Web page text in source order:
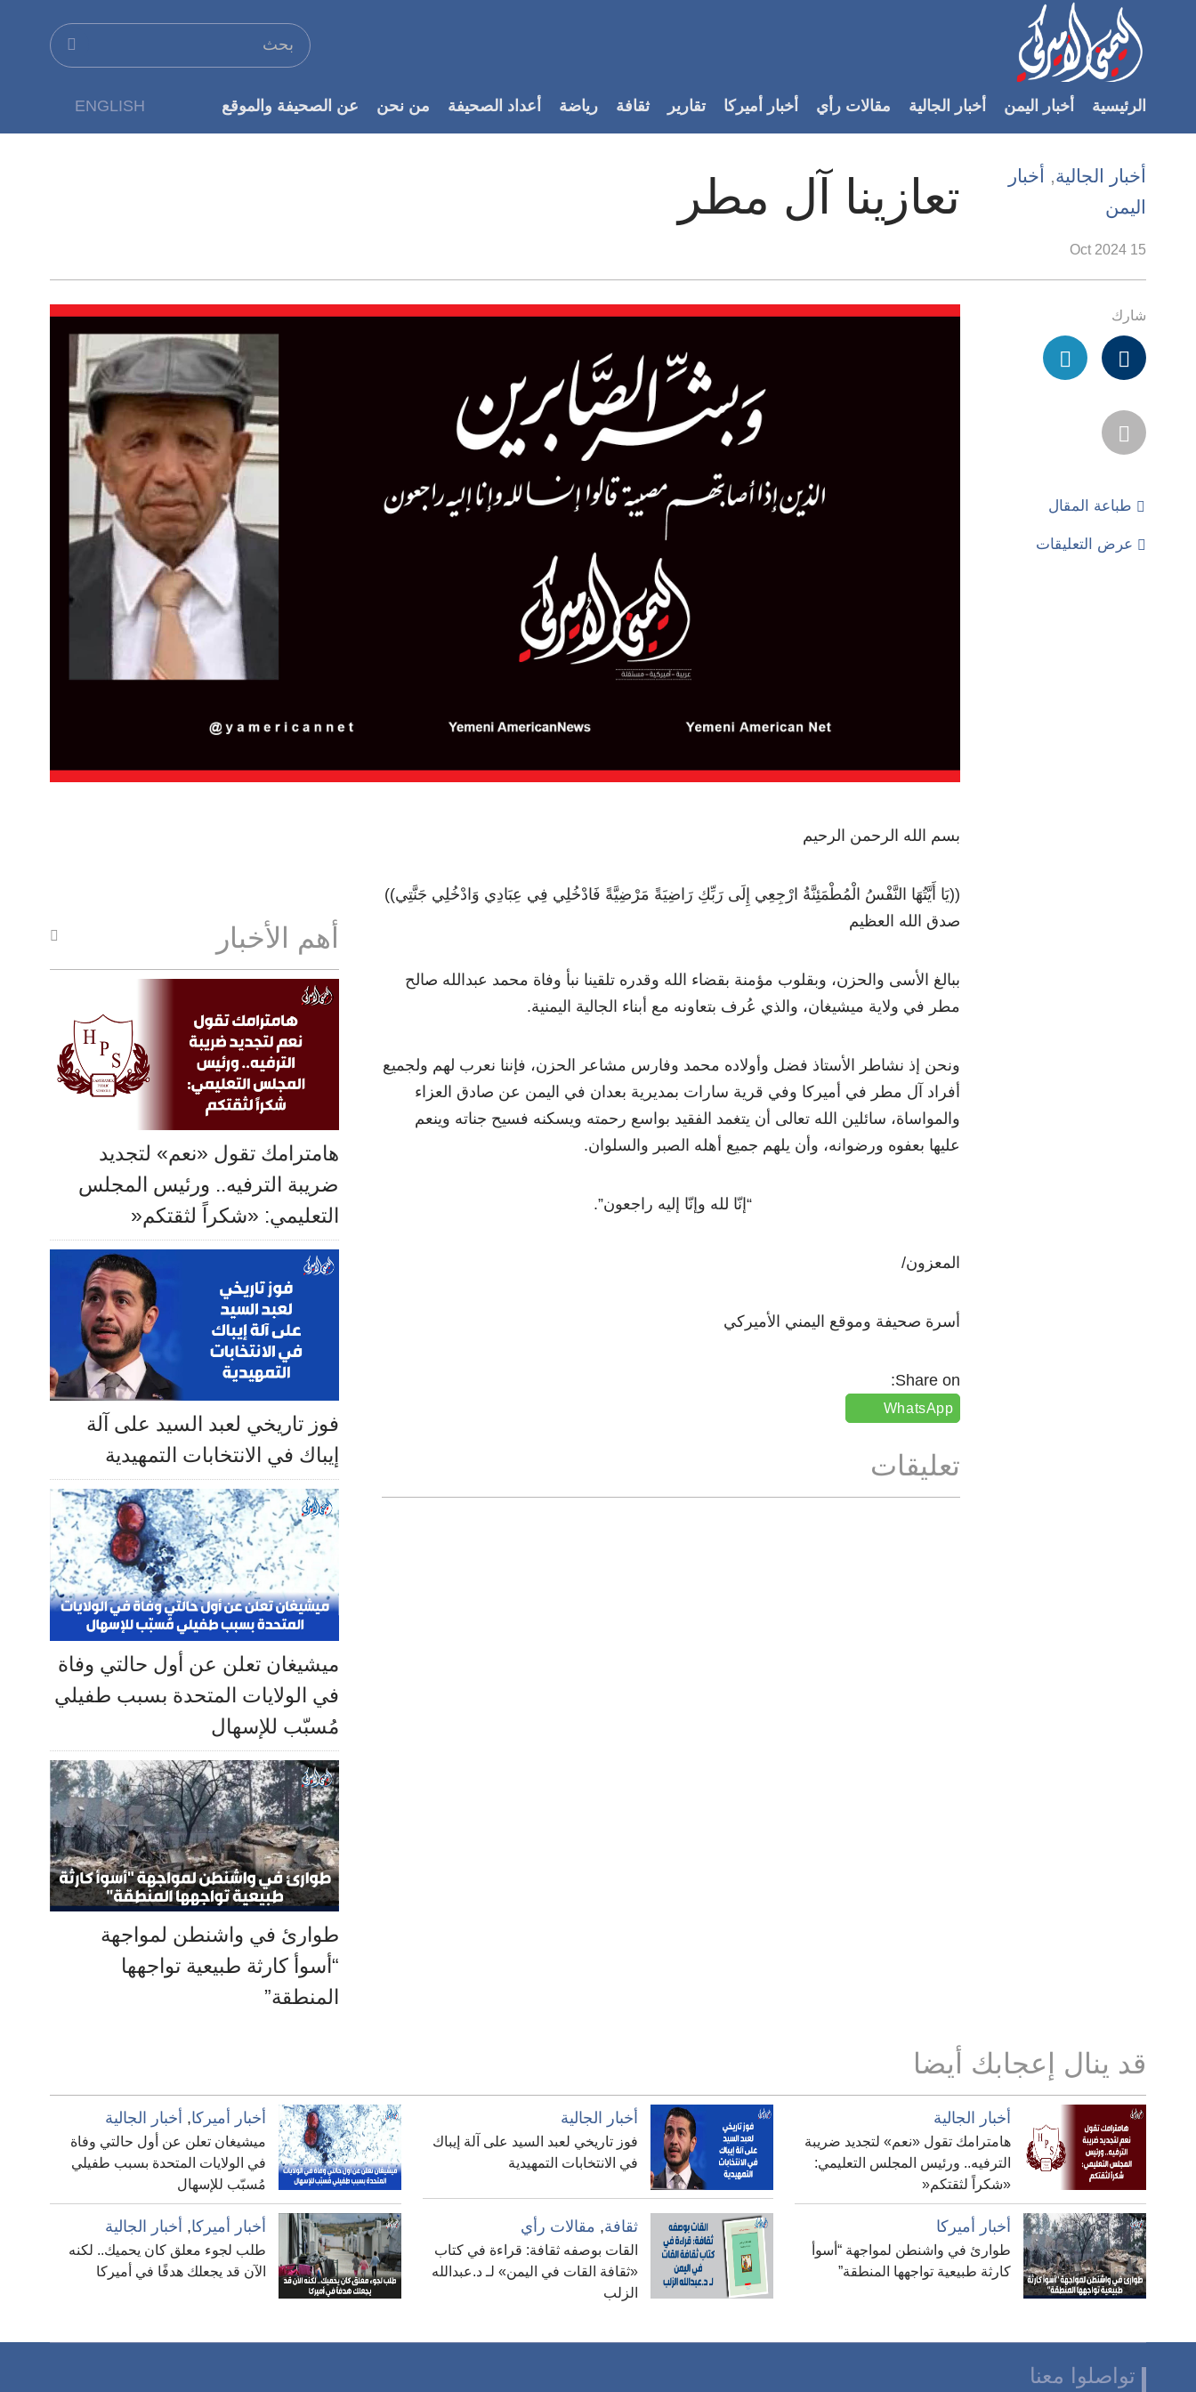
Accessibility
الرئيسي
الأقسام
الرئيسية
ENGLISH الرئيسية أخبار اليمن أخبار الجالية مقالات رأي أخبار أميركا تقارير ثقافة رياضة أعداد الصحيفة من نحن عن الصحيفة والموقع
أخبار الجالية,
أخبار
اليمن
تعازينا آل مطر
15 Oct 2024
شارك
طباعة المقال
عرض التعليقات
بسم الله الرحمن الرحيم
((يَا أَيَّتُهَا النَّفْسُ الْمُطْمَئِنَّةُ ارْجِعِي إِلَى رَبِّكِ رَاضِيَةً مَرْضِيَّةً فَادْخُلِي فِي عِبَادِي وَادْخُلِي جَنَّتِي))
صدق الله العظيم
ببالغ الأسى والحزن، وبقلوب مؤمنة بقضاء الله وقدره تلقينا نبأ وفاة محمد عبدالله صالح
مطر في ولاية ميشيغان، والذي عُرف بتعاونه مع أبناء الجالية اليمنية.
ونحن إذ نشاطر الأستاذ فضل وأولاده محمد وفارس مشاعر الحزن، فإننا نعرب لهم ولجميع
أفراد آل مطر في أميركا وفي قرية سارات بمديرية بعدان في اليمن عن صادق العزاء
والمواساة، سائلين الله تعالى أن يتغمد الفقيد بواسع رحمته ويسكنه فسيح جناته وينعم
عليها بعفوه ورضوانه، وأن يلهم جميع أهله الصبر والسلوان.
“إنّا لله وإنّا إليه راجعون”.
المعزون/
أسرة صحيفة وموقع اليمني الأميركي
Share on:
WhatsApp
تعليقات
أهم الأخبار
هامترامك تقول «نعم» لتجديد
ضريبة الترفيه.. ورئيس المجلس
التعليمي: «شكراً لثقتكم«
فوز تاريخي لعبد السيد على آلة
إيباك في الانتخابات التمهيدية
ميشيغان تعلن عن أول حالتي وفاة
في الولايات المتحدة بسبب طفيلي
مُسبّب للإسهال
طوارئ في واشنطن لمواجهة
“أسوأ كارثة طبيعية تواجهها
المنطقة”
قد ينال إعجابك أيضا
أخبار الجالية
هامترامك تقول «نعم» لتجديد ضريبة
الترفيه.. ورئيس المجلس التعليمي:
«شكراً لثقتكم«
أخبار الجالية
فوز تاريخي لعبد السيد على آلة إيباك
في الانتخابات التمهيدية
أخبار أميركا, أخبار الجالية
ميشيغان تعلن عن أول حالتي وفاة
في الولايات المتحدة بسبب طفيلي
مُسبّب للإسهال
أخبار أميركا
طوارئ في واشنطن لمواجهة “أسوأ
كارثة طبيعية تواجهها المنطقة”
ثقافة, مقالات رأي
القات بوصفه ثقافة: قراءة في كتاب
«ثقافة القات في اليمن» لـ د.عبدالله
الزلب
أخبار أميركا, أخبار الجالية
طلب لجوء معلق كان يحميك.. لكنه
الآن قد يجعلك هدفًا في أميركا
تواصلوا معنا